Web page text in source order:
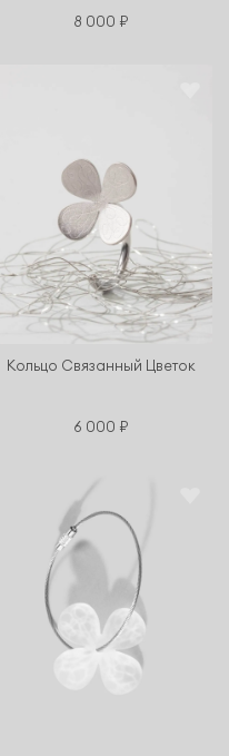
8 000 ₽
Кольцо Связанный Цветок
6 000 ₽